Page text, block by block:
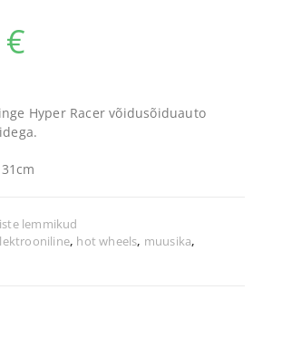
€
Hyper Racer võidusõiduauto
lemmikud
, hot wheels, muusika,